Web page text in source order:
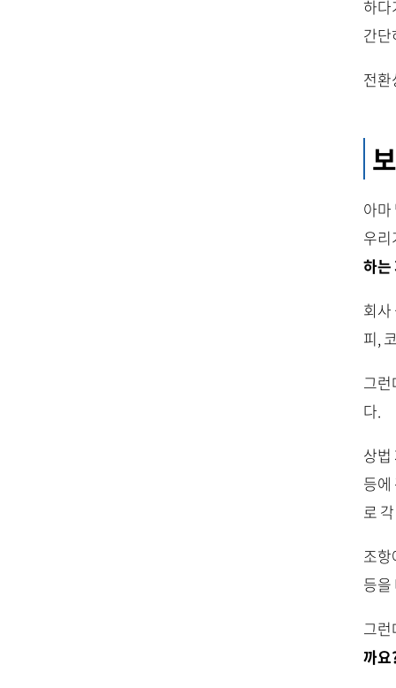
하
간
전
아
우
하는
회
피,
그런
다.
상
등
로
조
등
그
까요